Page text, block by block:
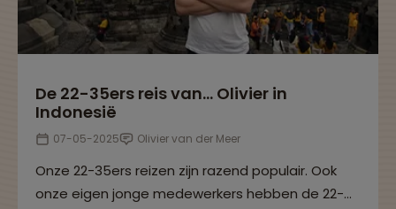
De 22-35ers reis van… Olivier in
Indonesië
07-05-2025 Olivier van der Meer
Onze 22-35ers reizen zijn razend populair. Ook
onze eigen jonge medewerkers hebben de 22-